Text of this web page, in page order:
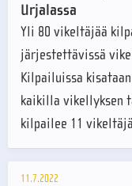
Urjalassa
Yli 80 vikeltäjää
järjestettävissä
Kilpailuissa
kaikilla vikellyksen
kilpailee 11
11.7.2022